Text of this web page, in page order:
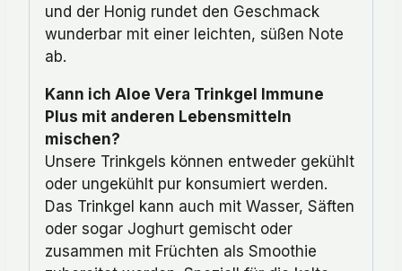
und der Honig rundet den Geschmack
wunderbar mit einer leichten, süßen Note
ab.
Kann ich Aloe Vera Trinkgel Immune
Plus mit anderen Lebensmitteln
mischen?
Unsere Trinkgels können entweder gekühlt
oder ungekühlt pur konsumiert werden.
Das Trinkgel kann auch mit Wasser, Säften
oder sogar Joghurt gemischt oder
zusammen mit Früchten als Smoothie